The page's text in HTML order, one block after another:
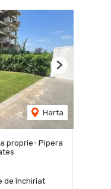
Harta
Next
proprie- Pipera
de închiriat